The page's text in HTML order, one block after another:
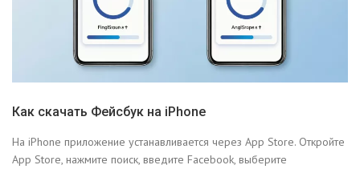
Как скачать Фейсбук на iPhone
На iPhone приложение устанавливается через App Store. Откройте
App Store, нажмите поиск, введите Facebook, выберите